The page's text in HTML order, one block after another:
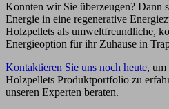
Konnten wir Sie überzeugen? Dann
Energie in eine regenerative
Holzpellets als umweltfreundliche,
Energieoption für ihr Zuhause in
Kontaktieren Sie uns noch heute, um
Holzpellets Produktportfolio zu
unseren Experten beraten.